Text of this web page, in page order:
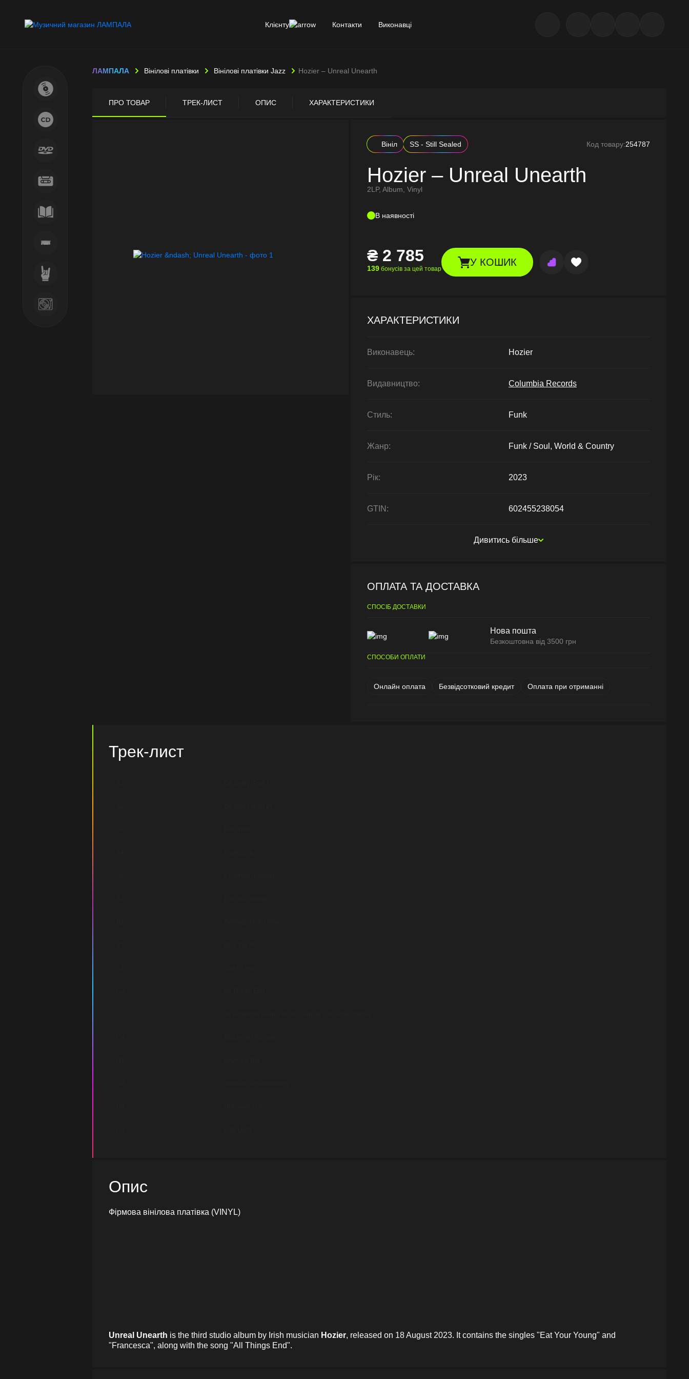
Клієнту Контакти Виконавці
ЛАМПАЛА Вінілові платівки Вінілові платівки Jazz Hozier – Unreal Unearth
ПРО ТОВАР ТРЕК-ЛИСТ ОПИС ХАРАКТЕРИСТИКИ
Вініл SS - Still Sealed Код товару:254787
Hozier – Unreal Unearth
2LP, Album, Vinyl
В наявності
₴ 2 785
139 бонусів за цей товар
У КОШИК
ХАРАКТЕРИСТИКИ
Виконавець: Hozier
Видавництво: Columbia Records
Стиль: Funk
Жанр: Funk / Soul, World & Country
Рік: 2023
GTIN: 602455238054
Дивитись більше
ОПЛАТА ТА ДОСТАВКА
СПОСІБ ДОСТАВКИ
Нова пошта
Безкоштовна від 3500 грн
СПОСОБИ ОПЛАТИ
Онлайн оплата Безвідсотковий кредит Оплата при отриманні
Трек-лист
Опис
Фірмова вінілова платівка (VINYL)
Unreal Unearth is the third studio album by Irish musician Hozier, released on 18 August 2023. It contains the singles "Eat Your Young" and
"Francesca", along with the song "All Things End".